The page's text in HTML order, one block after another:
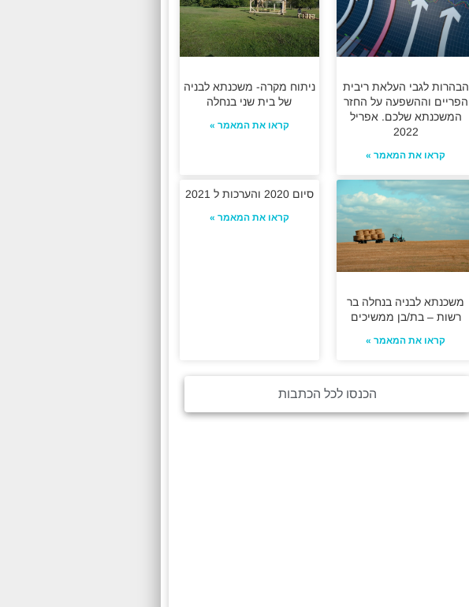
הבהרות לגבי העלאת ריבית
הפריים וההשפעה על החזר
המשכנתא שלכם. אפריל
2022
קראו את המאמר »
ניתוח מקרה- משכנתא לבניה
של בית שני בנחלה
קראו את המאמר »
משכנתא לבניה בנחלה בר
רשות – בת/בן ממשיכים
קראו את המאמר »
סיום 2020 והערכות ל 2021
קראו את המאמר »
הכנסו לכל הכתבות